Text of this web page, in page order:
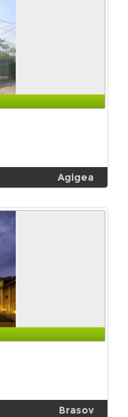
Agigea
Brasov